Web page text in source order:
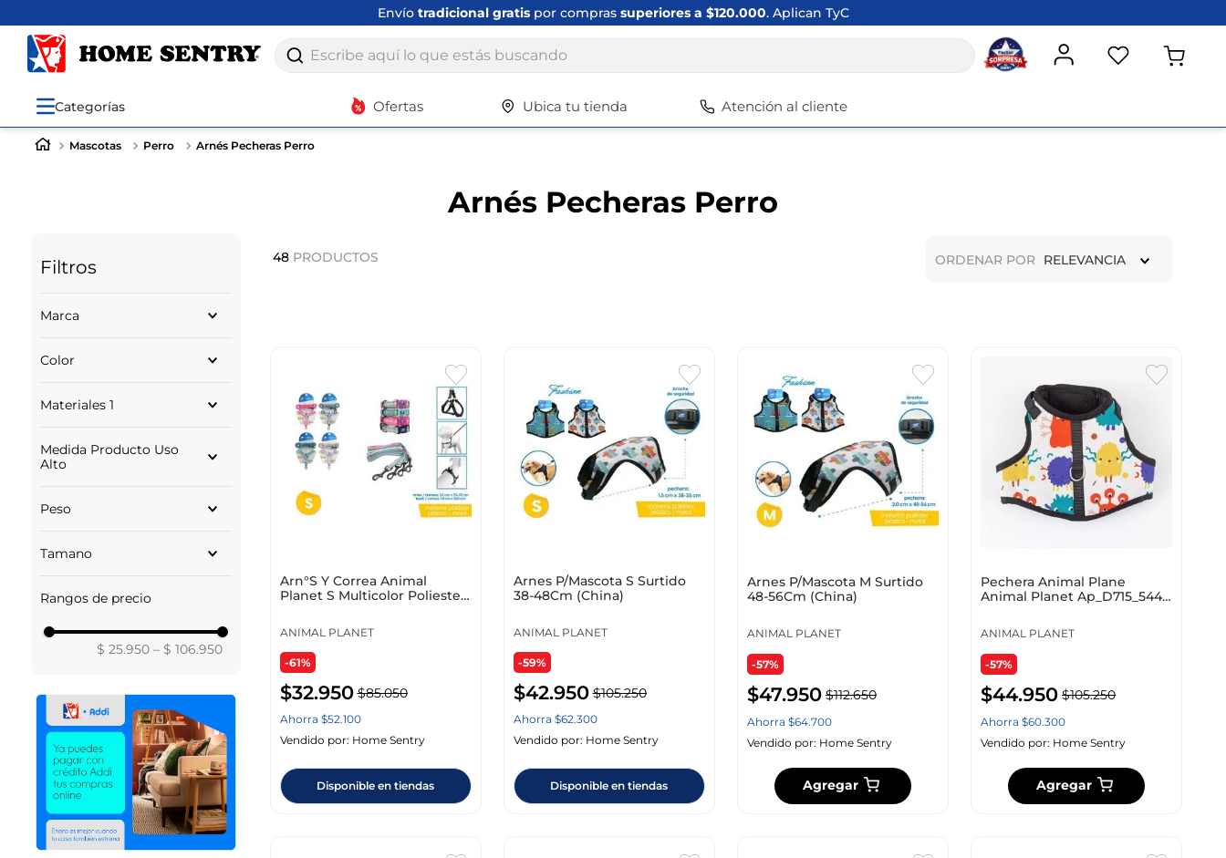
Envío tradicional gratispor compras superiores a $120.000. Aplican TyC
Escribe aquí lo que estás buscando
Categorías Ofertas Ubica tu tienda Atención al cliente
Mascotas Perro Arnés Pecheras Perro
Arnés Pecheras Perro
Filtros
Marca
Dogerpilar
CALABAZA PETS
Color
SURTIDO
NEGRO
Materiales 1
NYLON
Medida Producto Uso
Alto
74.00
Peso
Tamano
MEDIANO
Rangos de precio
$ 25.950 – $ 106.950
48 PRODUCTOS ORDENAR POR RELEVANCIA
Arn°S Y Correa Animal
Planet S Multicolor Poliester
ANIMAL PLANET
-61%
$32.950 $85.050
Ahorra $52.100
Vendido por: Home Sentry
Disponible en tiendas
Arnes P/Mascota S Surtido
38-48Cm (China)
ANIMAL PLANET
-59%
$42.950 $105.250
Ahorra $62.300
Vendido por: Home Sentry
Disponible en tiendas
Arnes P/Mascota M Surtido
48-56Cm (China)
ANIMAL PLANET
-57%
$47.950 $112.650
Ahorra $64.700
Vendido por: Home Sentry
Agregar
Pechera Animal Plane
Animal Planet Ap_D715_544
ANIMAL PLANET
-57%
$44.950 $105.250
Ahorra$60.300
Vendido por: Home Sentry
Agregar
Términos más buscados
3.
vajilla
8.
9.
10